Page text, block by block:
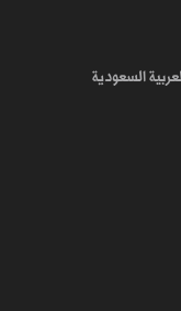
السعودية